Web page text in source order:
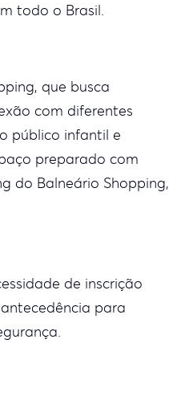
todo o Brasil.
que busca
com diferentes
público infantil e
preparado com
do Balneário Shopping,
de inscrição
para